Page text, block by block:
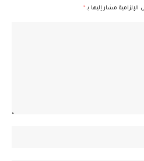
الإلزامية مشار إليها بـ *